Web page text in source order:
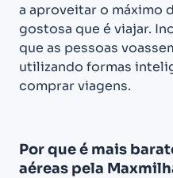
a aproveitar o máximo
gostosa que é viajar.
que as pessoas
utilizando formas
comprar viagens.
Por que é mais
aéreas pela